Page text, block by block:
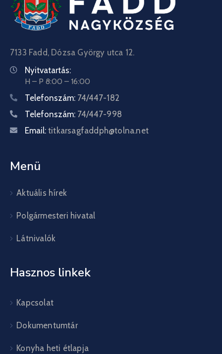
7133 Fadd, Dózsa György utca 12.
Nyitvatartás:
H – P 8:00 – 16:00
Telefonszám: 74/447-182
Telefonszám: 74/447-998
Email: titkarsagfaddph@tolna.net
Menü
Aktuális hírek
Polgármesteri hivatal
Látnivalók
Hasznos linkek
Kapcsolat
Dokumentumtár
Konyha heti étlapja